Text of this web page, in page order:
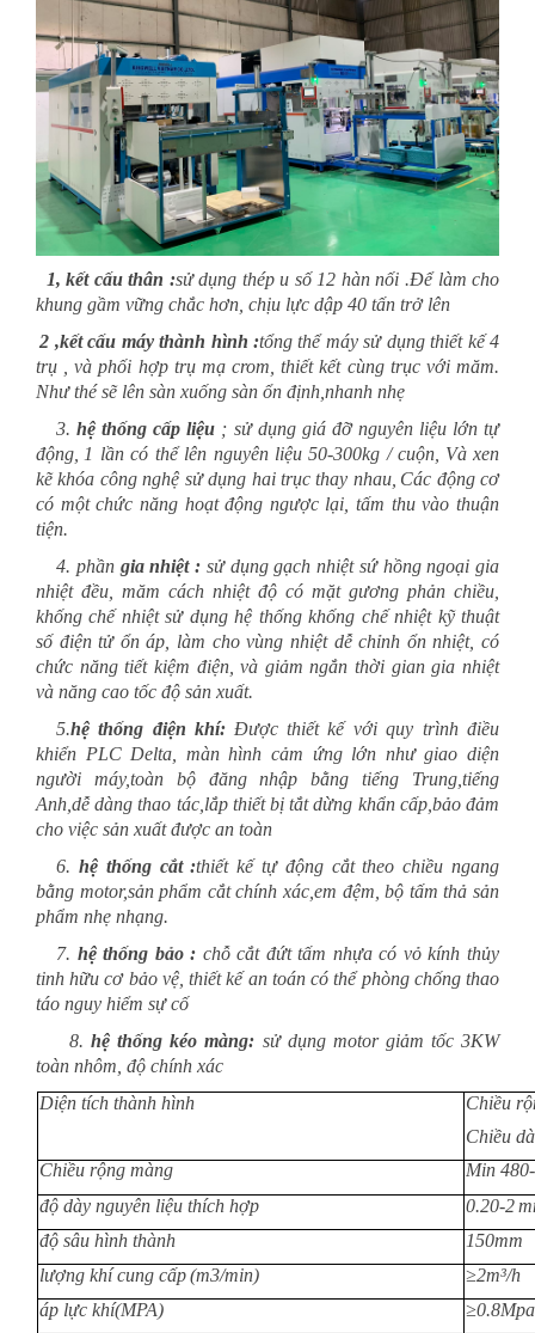
1, kết cấu thân :sử dụng thép u số 12 hàn nối .Để làm cho
khung gầm vững chắc hơn, chịu lực dập 40 tấn trở lên
2 ,kết cấu máy thành hình :tổng thể máysử dụng thiết kế 4
trụ , và phối hợp trụ mạ crom, thiết kết cùng trục với măm.
Như thé sẽ lên sàn xuống sàn ổn định,nhanh nhẹ
3.hệ thống cấp liệu ; sử dụng giá đỡ nguyên liệu lớn tự
động, 1 lần có thể lên nguyên liệu 50-300kg / cuộn, Và xen
kẽ khóa công nghệ sử dụng hai trụcthay nhau, Các động cơ
có một chức năng hoạt động ngược lại, tấm thu vào thuận
tiện.
4. phầngia nhiệt : sử dụng gạch nhiệt sứ hồng ngoại gia
nhiệt đều, măm cách nhiệt độ có mặt gương phản chiều,
khống chế nhiệt sử dụng hệ thống khống chế nhiệt kỹ thuật
số điện tử ổn áp, làm cho vùng nhiệt dễ chỉnh ổn nhiệt, có
chức năng tiết kiệm điện, và giảm ngắn thời gian gia nhiệt
và năng cao tốc độ sản xuất.
5.hệ thống điện khí: Được thiết kế với quy trìnhđiều
khiển PLC Delta , màn hình cảm ứng lớn như giao diện
người máy,toàn bộ đăng nhập bằng tiếng Trung,tiếng
Anh,dễ dàng thao tác,lắp thiết bị tắt dừng khẩn cấp,bảo đảm
cho việc sản xuất được an toàn
6. hệ thống cắt :thiết kế tự động cắt theo chiều ngang
bằng motor,sản phẩm cắt chính xác ,em đệm, bộ tấm thả sản
phẩm nhẹ nhạng.
7. hệ thống bảo : chỗ cắt đứt tấm nhựa có vỏ kính thủy
tinh hữu cơ bảo vệ, thiết kế an toán có thể phòng chống thao
táo nguy hiểm sự cố
8.hệ thống kéo màng: sử dụng motor giảm tốc 3KW
toàn nhôm, độ chính xác
Diện tích thành hình
Chiều
Chiều
Chiều rộng màng
Min 480-
độ dày nguyên liệu thích hợp
0.20-2
độ sâu hình thành
150mm
lượng khí cung cấp(m3/min)
≥2m³/h
áp lực khí(MPA)
≥0.8Mpa